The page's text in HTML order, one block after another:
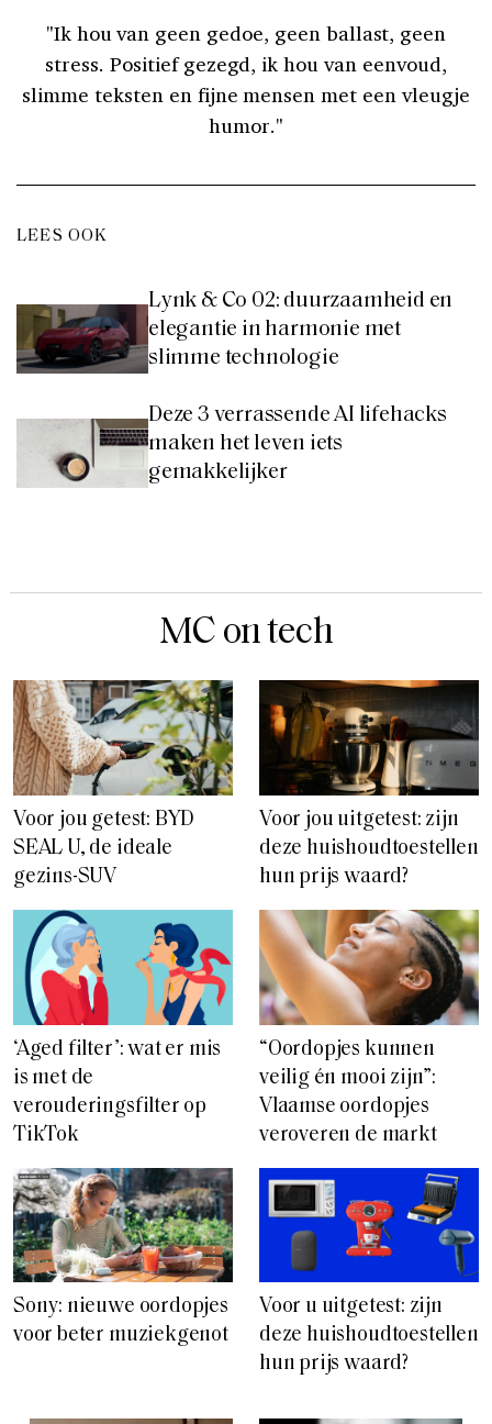
"Ik hou van geen gedoe, geen ballast, geen
stress. Positief gezegd, ik hou van eenvoud,
slimme teksten en fijne mensen met een vleugje
humor."
LEES OOK
Lynk & Co 02: duurzaamheid en
elegantie in harmonie met
slimme technologie
Deze 3 verrassende AI lifehacks
maken het leven iets
gemakkelijker
MC on tech
Voor jou getest: BYD
SEAL U, de ideale
gezins-SUV
Voor jou uitgetest: zijn
deze huishoudtoestellen
hun prijs waard?
‘Aged filter’: wat er mis
is met de
verouderingsfilter op
TikTok
“Oordopjes kunnen
veilig én mooi zijn”:
Vlaamse oordopjes
veroveren de markt
Sony: nieuwe oordopjes
voor beter muziekgenot
Voor u uitgetest: zijn
deze huishoudtoestellen
hun prijs waard?